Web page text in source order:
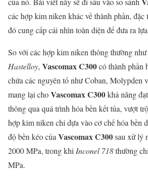
các hợp kim niken khác về thành phần,
đó cung cấp cái nhìn toàn diện để đưa ra
So với các hợp kim niken thông thường như
Hastelloy, Vascomax C300có thành phần
chứa các nguyên tố như Coban, Molypden
mang lại choVascomax C300khả năng
thông qua quá trình hóa bền kết tủa, vượt
hợp kim niken chỉ dựa vào cơ chế hóa bền
độ bền kéo của Vascomax C300sau xử lý
2000 MPa, trong khi Inconel 718thường
MPa.